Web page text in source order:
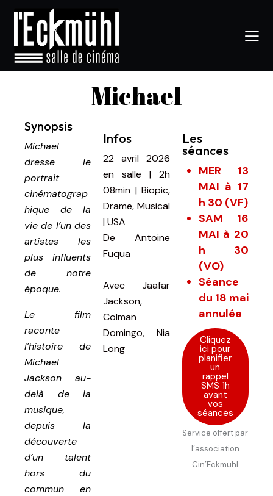
Michael
Synopsis
Michael
dresse le
portrait
cinématograp
hique de la
vie de l’un des
artistes les
plus influents
de notre
époque.
Le film
raconte
l’histoire de
Michael
Jackson au-
delà de la
musique,
depuis la
découverte
d’un talent
hors du
commun en
Infos
22 avril 2026
en salle |2h
08min |Biopic,
Drame, Musical
| USA
De Antoine
Fuqua
Avec Jaafar
Jackson,
Colman
Domingo, Nia
Long
Les
séances
MER 13
MAI à 17
h 30 (VF)
SAM 16
MAI à 20
h 30
(VO)
Séance
du 18 mai
annulée
Cliquez
ici pour
planifier
un
rappel
SMS 1h
avant
vos
séances
Service offert par
l’association
Cin’Eckmuhl